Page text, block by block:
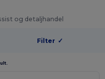
og detaljhandel
Filter ✓